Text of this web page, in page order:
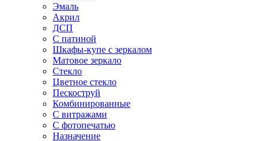
Эмаль
Акрил
ДСП
С патиной
Шкафы-купе с зеркалом
Матовое зеркало
Стекло
Цветное стекло
Пескоструй
Комбинированные
С витражами
С фотопечатью
Назначение